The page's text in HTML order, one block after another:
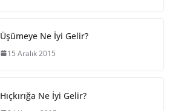
Üşümeye Ne İyi Gelir?
15 Aralık 2015
Hıçkırığa Ne İyi Gelir?